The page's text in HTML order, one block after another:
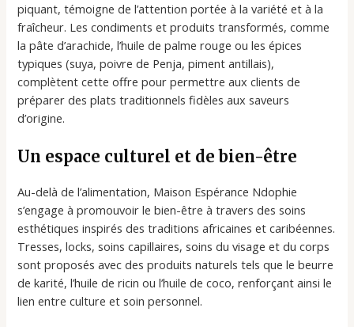
piquant, témoigne de l’attention portée à la variété et à la
fraîcheur. Les condiments et produits transformés, comme
la pâte d’arachide, l’huile de palme rouge ou les épices
typiques (suya, poivre de Penja, piment antillais),
complètent cette offre pour permettre aux clients de
préparer des plats traditionnels fidèles aux saveurs
d’origine.
Un espace culturel et de bien-être
Au-delà de l’alimentation, Maison Espérance Ndophie
s’engage à promouvoir le bien-être à travers des soins
esthétiques inspirés des traditions africaines et caribéennes.
Tresses, locks, soins capillaires, soins du visage et du corps
sont proposés avec des produits naturels tels que le beurre
de karité, l’huile de ricin ou l’huile de coco, renforçant ainsi le
lien entre culture et soin personnel.